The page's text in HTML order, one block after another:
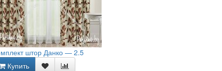
штор Данко — 2.5
Купить